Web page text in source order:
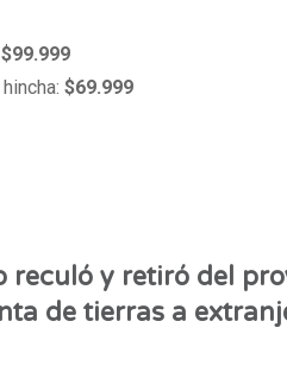
$99.999
$69.999
reculó y retiró del
de tierras a